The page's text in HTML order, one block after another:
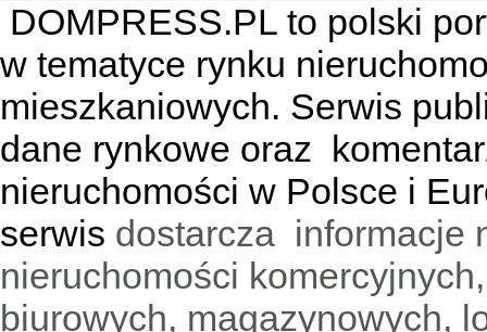
DOMPRESS.PL to polski
w tematyce rynku
mieszkaniowych. Serwis
dane rynkowe oraz
nieruchomości w Polsce i
serwis dostarcza informacje
nieruchomości
biurowych, magazynowych,